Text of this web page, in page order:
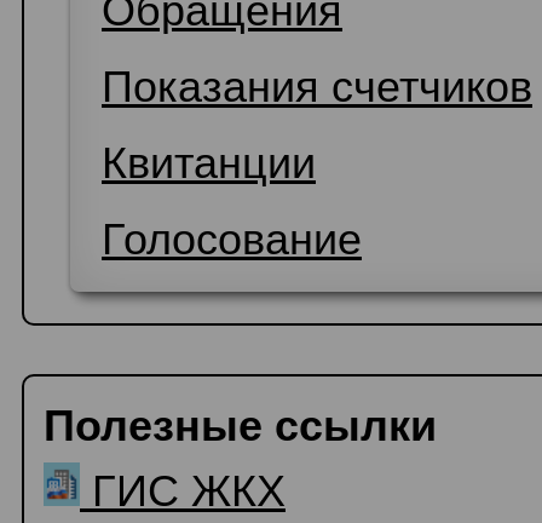
Обращения
Показания счетчиков
Квитанции
Голосование
Полезные ссылки
ГИС ЖКХ